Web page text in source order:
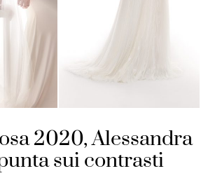
2020, Alessandra
sui contrasti